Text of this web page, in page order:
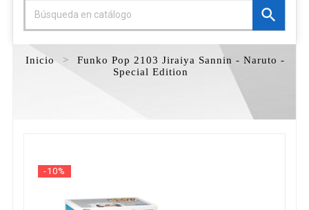

Inicio
Funko Pop 2103 Jiraiya Sannin - Naruto -
Special Edition
-10%